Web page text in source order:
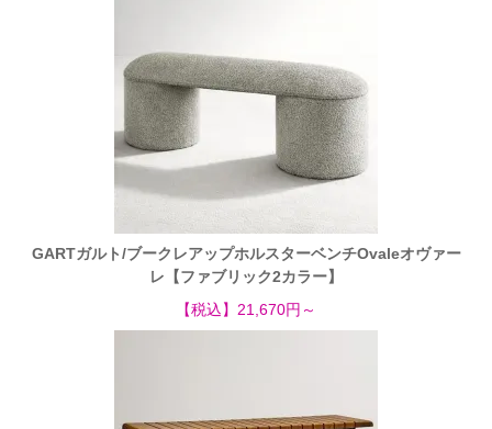
GARTガルト/ブークレアップホルスターベンチOvaleオヴァー
レ【ファブリック2カラー】
【税込】21,670円～